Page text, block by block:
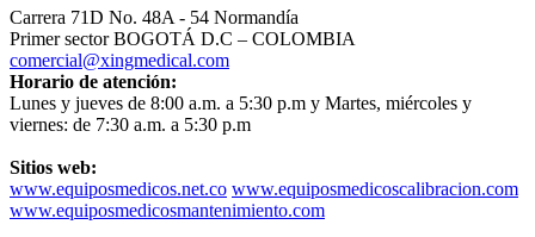
Carrera 71D No. 48A - 54 Normandía
Primer sector BOGOTÁ D.C – COLOMBIA
comercial@xingmedical.com
Horario de atención:
Lunes y jueves de 8:00 a.m. a 5:30 p.m y Martes, miércoles y
viernes: de 7:30 a.m. a 5:30 p.m
Sitios web:
www.equiposmedicos.net.co www.equiposmedicoscalibracion.com
www.equiposmedicosmantenimiento.com